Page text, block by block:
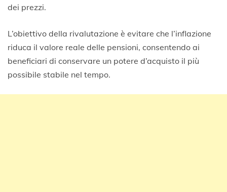
dei prezzi.
L’obiettivo della rivalutazione è evitare che l’inflazione
riduca il valore reale delle pensioni, consentendo ai
beneficiari di conservare un potere d’acquisto il più
possibile stabile nel tempo.